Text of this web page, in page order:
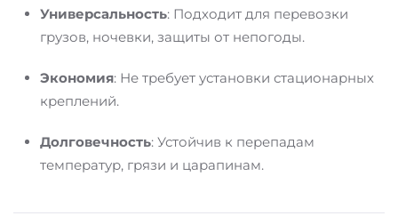
Универсальность: Подходит для перевозки
грузов, ночевки, защиты от непогоды.
Экономия: Не требует установки стационарных
креплений.
Долговечность: Устойчив к перепадам
температур, грязи и царапинам.